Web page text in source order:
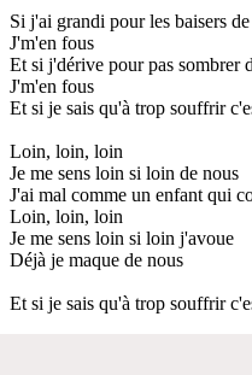
Si j'ai grandi pour les baisers
J'm'en fous
Et si j'dérive pour pas sombrer
J'm'en fous
Et si je sais qu'à trop souffrir
Loin, loin, loin
Je me sens loin si loin de nous
J'ai mal comme un enfant qui
Loin, loin, loin
Je me sens loin si loin j'avoue
Déjà je maque de nous
Et si je sais qu'à trop souffrir